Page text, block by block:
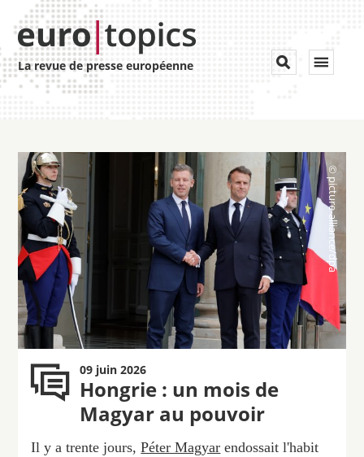
La revue de presse européenne Toggle


09 juin 2026
Hongrie : un mois de
Magyar au pouvoir
Il y a trente jours,Péter Magyar endossait l'habit